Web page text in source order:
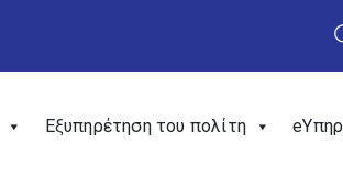
Εξυπηρέτηση του πολίτη